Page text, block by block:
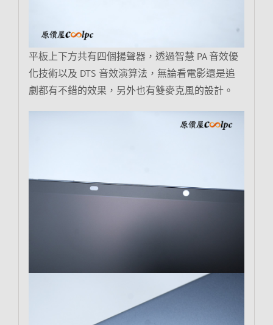
平板上下方共有四個揚聲器，透過智慧 PA 音效優
化技術以及 DTS 音效演算法，無論看電影還是追
劇都有不錯的效果，另外也有雙麥克風的設計。